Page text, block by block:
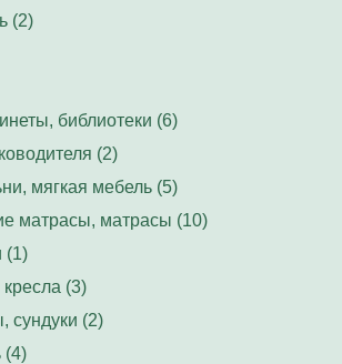
(2)
библиотеки (6)
(2)
мягкая мебель (5)
матрасы, матрасы (10)
(1)
(3)
сундуки (2)
(4)